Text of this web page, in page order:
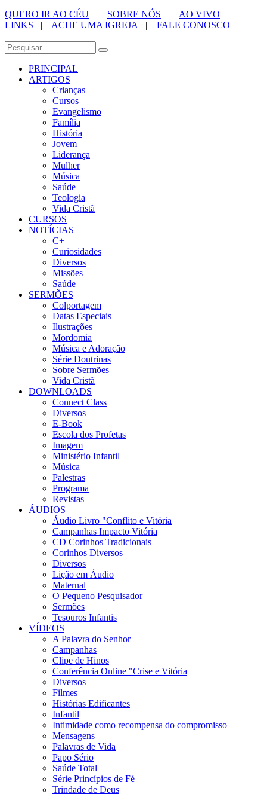
QUERO IR AO CÉU | SOBRE NÓS | AO VIVO |
LINKS | ACHE UMA IGREJA | FALE CONOSCO
PRINCIPAL
ARTIGOS
Crianças
Cursos
Evangelismo
Família
História
Jovem
Liderança
Mulher
Música
Saúde
Teologia
Vida Cristã
CURSOS
NOTÍCIAS
C+
Curiosidades
Diversos
Missões
Saúde
SERMÕES
Colportagem
Datas Especiais
Ilustrações
Mordomia
Música e Adoração
Série Doutrinas
Sobre Sermões
Vida Cristã
DOWNLOADS
Connect Class
Diversos
E-Book
Escola dos Profetas
Imagem
Ministério Infantil
Música
Palestras
Programa
Revistas
ÁUDIOS
Áudio Livro "Conflito e Vitória
Campanhas Impacto Vitória
CD Corinhos Tradicionais
Corinhos Diversos
Diversos
Lição em Áudio
Maternal
O Pequeno Pesquisador
Sermões
Tesouros Infantis
VÍDEOS
A Palavra do Senhor
Campanhas
Clipe de Hinos
Conferência Online "Crise e Vitória
Diversos
Filmes
Histórias Edificantes
Infantil
Intimidade como recompensa do compromisso
Mensagens
Palavras de Vida
Papo Sério
Saúde Total
Série Princípios de Fé
Trindade de Deus